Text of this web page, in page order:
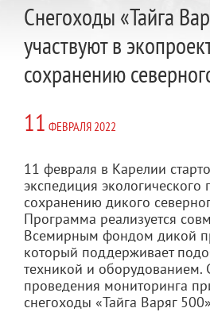
Снегоходы «Тайга
участвуют в
сохранению
11 ФЕВРАЛЯ 2022
11 февраля в Карелии
экспедиция экологического
сохранению дикого
Программа реализуется
Всемирным фондом дикой
который поддерживает
техникой и оборудованием.
проведения мониторинга
снегоходы «Тайга Варяг